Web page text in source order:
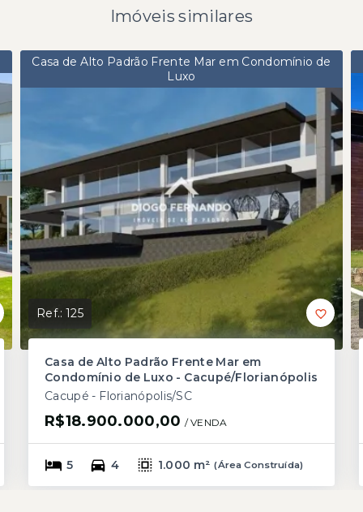
Imóveis similares
Casa de Alto Padrão Frente Mar em Condomínio de
Luxo
Ref.:125
Casa de Alto Padrão Frente Mar em
Condomínio de Luxo - Cacupé/Florianópolis
Cacupé - Florianópolis/SC
R$18.900.000,00 / VENDA
5 4 1.000 m² (Área Construída)